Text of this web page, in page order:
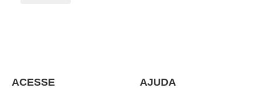
ACESSE AJUDA